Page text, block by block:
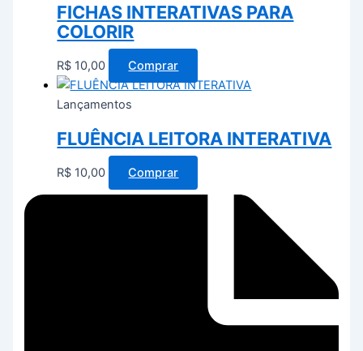
FICHAS INTERATIVAS PARA
COLORIR
R$ 10,00 Comprar
Lançamentos
FLUÊNCIA LEITORA INTERATIVA
R$ 10,00 Comprar